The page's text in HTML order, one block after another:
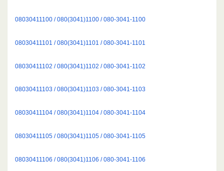
08030411100 / 080(3041)1100 / 080-3041-1100
08030411101 / 080(3041)1101 / 080-3041-1101
08030411102 / 080(3041)1102 / 080-3041-1102
08030411103 / 080(3041)1103 / 080-3041-1103
08030411104 / 080(3041)1104 / 080-3041-1104
08030411105 / 080(3041)1105 / 080-3041-1105
08030411106 / 080(3041)1106 / 080-3041-1106